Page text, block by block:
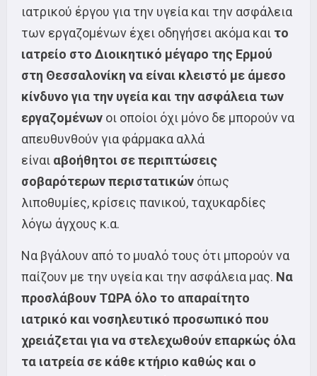
ιατρικού έργου για την υγεία και την ασφάλεια
των εργαζομένων έχει οδηγήσει ακόμα και το
ιατρείο στο Διοικητικό μέγαρο της Ερμού
στη Θεσσαλονίκη να είναι κλειστό με άμεσο
κίνδυνο για την υγεία και την ασφάλεια των
εργαζομένων οι οποίοι όχι μόνο δε μπορούν να
απευθυνθούν για φάρμακα αλλά
είναι αβοήθητοι σε περιπτώσεις
σοβαρότερων περιστατικών όπως
λιποθυμίες, κρίσεις πανικού, ταχυκαρδίες
λόγω άγχους κ.α.
Να βγάλουν από το μυαλό τους ότι μπορούν να
παίζουν με την υγεία και την ασφάλεια μας. Να
προσλάβουν ΤΩΡΑ όλο το απαραίτητο
ιατρικό και νοσηλευτικό προσωπικό που
χρειάζεται για να στελεχωθούν επαρκώς όλα
τα ιατρεία σε κάθε κτήριο καθώς και ο